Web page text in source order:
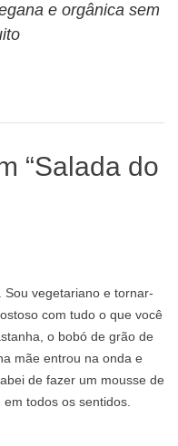
e orgânica sem
“Salada do
vegetariano e tornar-
com tudo o que você
o bobó de grão de
mãe entrou na onda e
de fazer um mousse de
todos os sentidos.